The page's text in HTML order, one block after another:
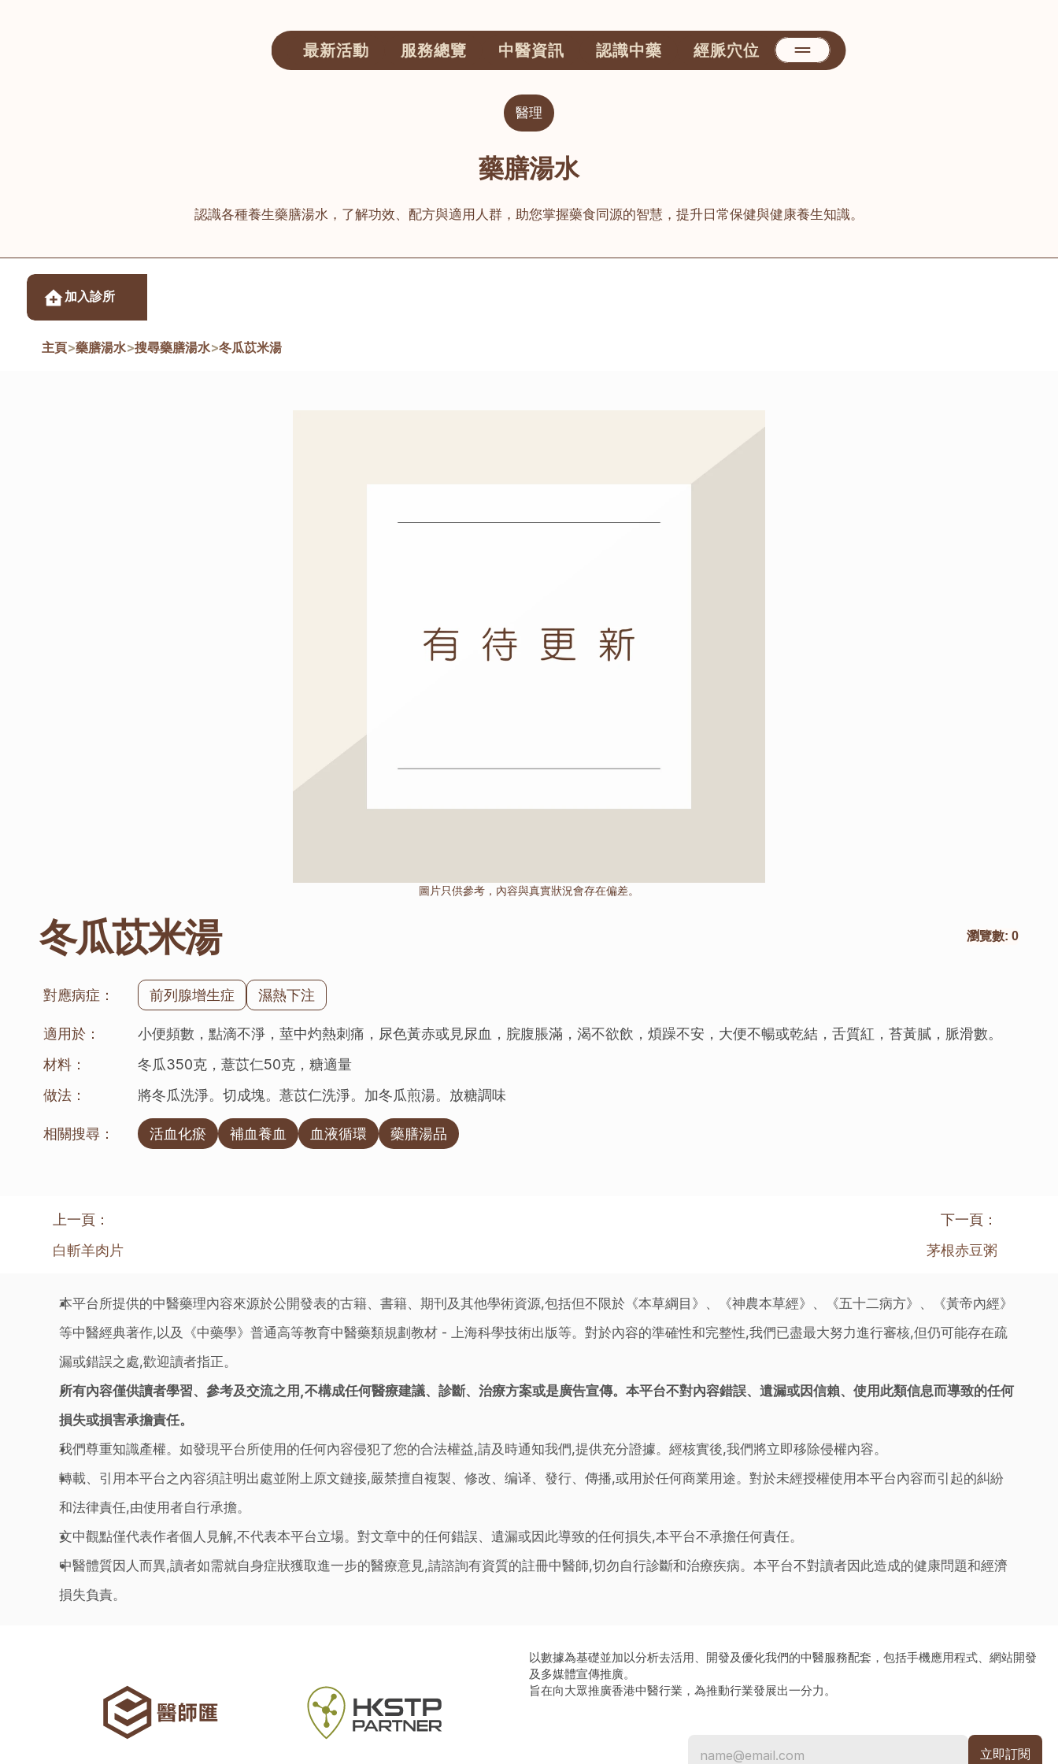
最新活動 服務總覽 中醫資訊 認識中藥 經脈穴位
醫理
藥膳湯水
認識各種養生藥膳湯水，了解功效、配方與適用人群，助您掌握藥食同源的智慧，提升日常保健與健康養生知識。
加入診所
主頁>藥膳湯水>搜尋藥膳湯水>冬瓜苡米湯
冬瓜苡米湯 瀏覽數: 0
對應病症： 前列腺增生症 濕熱下注
適用於：
小便頻數，點滴不淨，莖中灼熱刺痛，尿色黃赤或見尿血，脘腹脹滿，渴不欲飲，煩躁不安，大便不暢或乾結，舌質紅，苔黃膩，脈滑數。
材料：
冬瓜350克，薏苡仁50克，糖適量
做法：
將冬瓜洗淨。切成塊。薏苡仁洗淨。加冬瓜煎湯。放糖調味
相關搜尋： 活血化瘀 補血養血 血液循環 藥膳湯品
圖片只供參考，內容與真實狀況會存在偏差。
上一頁：
白斬羊肉片
下一頁：
茅根赤豆粥
本平台所提供的中醫藥理內容來源於公開發表的古籍、書籍、期刊及其他學術資源,包括但不限於《本草綱目》、《神農本草經》、《五十二病方》、《黃帝內經》
等中醫經典著作,以及《中藥學》普通高等教育中醫藥類規劃教材 - 上海科學技術出版等。對於內容的準確性和完整性,我們已盡最大努力進行審核,但仍可能存在疏
漏或錯誤之處,歡迎讀者指正。
所有內容僅供讀者學習、參考及交流之用,不構成任何醫療建議、診斷、治療方案或是廣告宣傳。本平台不對內容錯誤、遺漏或因信賴、使用此類信息而導致的任何
損失或損害承擔責任。
我們尊重知識產權。如發現平台所使用的任何內容侵犯了您的合法權益,請及時通知我們,提供充分證據。經核實後,我們將立即移除侵權內容。
轉載、引用本平台之內容須註明出處並附上原文鏈接,嚴禁擅自複製、修改、编译、發行、傳播,或用於任何商業用途。對於未經授權使用本平台內容而引起的糾紛
和法律責任,由使用者自行承擔。
文中觀點僅代表作者個人見解,不代表本平台立場。對文章中的任何錯誤、遺漏或因此導致的任何損失,本平台不承擔任何責任。
中醫體質因人而異,讀者如需就自身症狀獲取進一步的醫療意見,請諮詢有資質的註冊中醫師,切勿自行診斷和治療疾病。本平台不對讀者因此造成的健康問題和經濟
損失負責。
以數據為基礎並加以分析去活用、開發及優化我們的中醫服務配套，包括手機應用程式、網站開發
及多媒體宣傳推廣。
旨在向大眾推廣香港中醫行業，為推動行業發展出一分力。